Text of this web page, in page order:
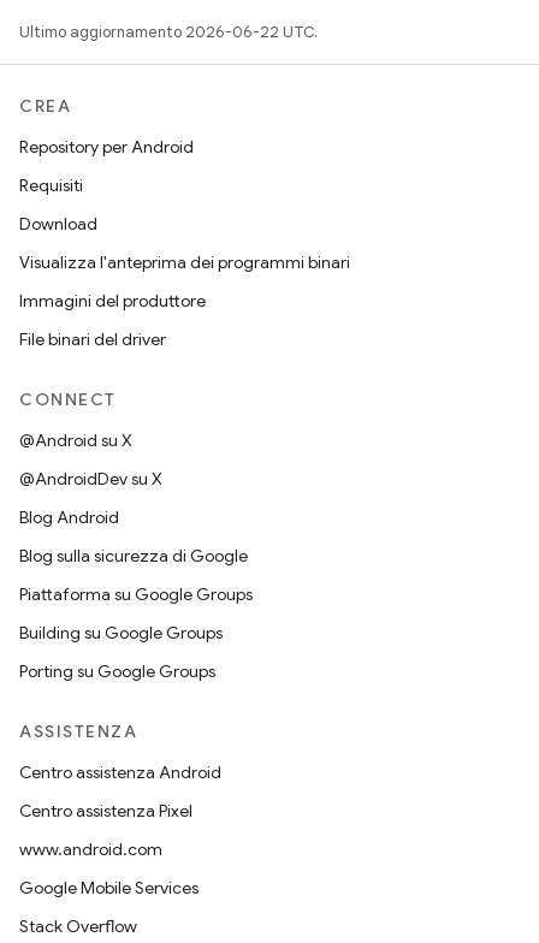
Ultimo aggiornamento 2026-06-22 UTC.
CREA
Repository per Android
Requisiti
Download
Visualizza l'anteprima dei programmi binari
Immagini del produttore
File binari del driver
CONNECT
@Android su X
@AndroidDev su X
Blog Android
Blog sulla sicurezza di Google
Piattaforma su Google Groups
Building su Google Groups
Porting su Google Groups
ASSISTENZA
Centro assistenza Android
Centro assistenza Pixel
www.android.com
Google Mobile Services
Stack Overflow